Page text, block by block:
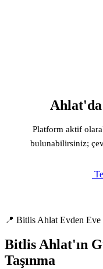
Platform aktif
bulunabilirsiniz;
📍 Bitlis Ahlat Evden
Bitlis Ahlat'ın
Taşınma